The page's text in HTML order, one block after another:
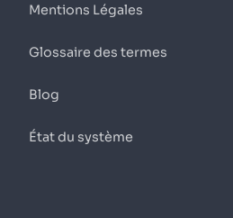
Mentions Légales
Glossaire des termes
Blog
État du système